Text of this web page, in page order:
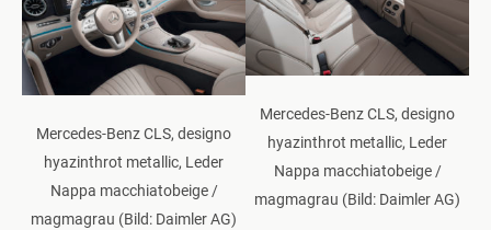
Mercedes-Benz CLS, designo
hyazinthrot metallic, Leder
Nappa macchiatobeige /
magmagrau (Bild: Daimler AG)
Mercedes-Benz CLS, designo
hyazinthrot metallic, Leder
Nappa macchiatobeige /
magmagrau (Bild: Daimler AG)